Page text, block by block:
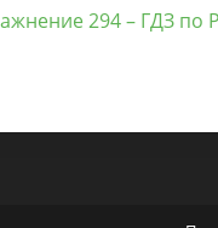
294 – ГДЗ по